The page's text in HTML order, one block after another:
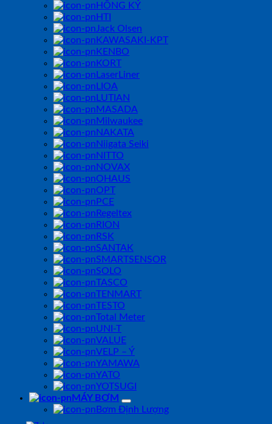
HỒNG KÝ
HTI
Jack Olsen
KAWASAKI-KPT
KENBO
KORT
LaserLiner
LIOA
LUTIAN
MASADA
Milwaukee
NAKATA
Niigata Seiki
NITTO
NOVAX
OHAUS
OPT
PCE
Regeltex
RION
RSK
SANTAK
SMARTSENSOR
SOLO
TASCO
TENMART
TESTO
Total Meter
UNI-T
VALUE
VELP – Ý
YAMAWA
YATO
YOTSUGI
MÁY BƠM
Bơm Định Lượng